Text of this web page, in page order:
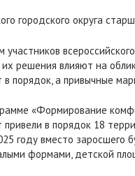
городского округа
решения влияют на
в порядок, а привычные
«Формирование
привели в порядок 18
году вместо заросшего
формами, детской